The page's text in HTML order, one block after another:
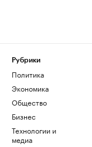
Рубрики
Политика
Экономика
Общество
Бизнес
Технологии и
медиа